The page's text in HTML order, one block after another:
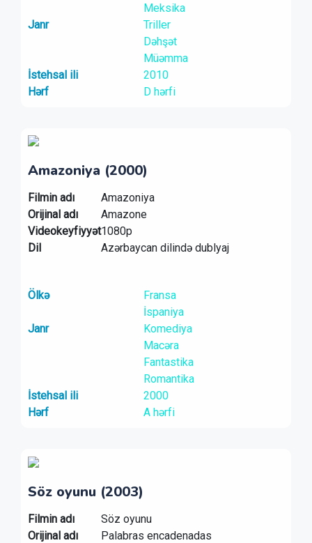
Meksika
Janr
Triller
Dəhşət
Müəmma
İstehsal ili
2010
Hərf
D hərfi
Amazoniya (2000)
Filmin adı
Amazoniya
Orijinal adı
Amazone
Videokeyfiyyət1080p
Dil
Azərbaycan dilində dublyaj
Ölkə
Fransa
İspaniya
Janr
Komediya
Macəra
Fantastika
Romantika
İstehsal ili
2000
Hərf
A hərfi
Söz oyunu (2003)
Filmin adı
Söz oyunu
Orijinal adı
Palabras encadenadas